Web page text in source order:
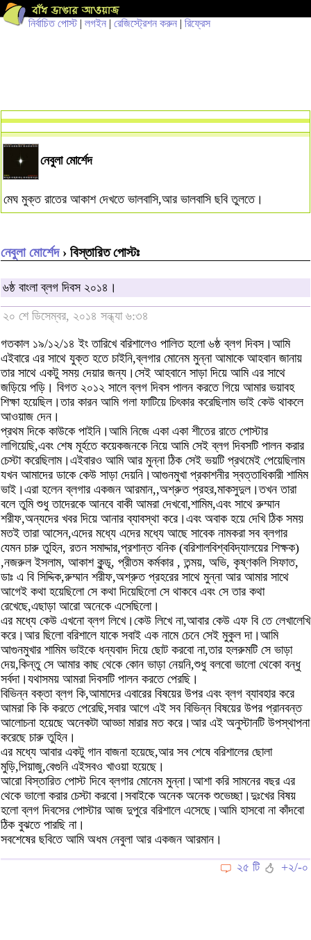
নির্বাচিত পোস্ট| লগইন | রেজিস্ট্রেশন করুন | রিফ্রেস
নেবুলা মোর্শেদ
মেঘ মুক্ত রাতের আকাশ দেখতে ভালবাসি,আর ভালবাসি ছবি তুলতে।
নেবুলা মোর্শেদ› বিস্তারিত পোস্টঃ
৬ষ্ঠ বাংলা ব্লগ দিবস ২০১৪।
২০ শে ডিসেম্বর, ২০১৪ সন্ধ্যা ৬:৩৪
গতকাল ১৯/১২/১৪ ইং তারিখে বরিশালেও পালিত হলো ৬ষ্ঠ ব্লগ দিবস।আমি
এইবারে এর সাথে যুক্ত হতে চাইনি,ব্লগার মোনেম মুন্না আমাকে আহবান জানায়
তার সাথে একটু সময় দেয়ার জন্য।সেই আহবানে সাড়া দিয়ে আমি এর সাথে
জড়িয়ে পড়ি। বিগত ২০১২ সালে ব্লগ দিবস পালন করতে গিয়ে আমার ভয়াবহ
শিক্ষা হয়েছিল।তার কারন আমি গলা ফাটিয়ে চিৎকার করেছিলাম ভাই কেউ থাকলে
আওয়াজ দেন।
প্রথম দিকে কাউকে পাইনি।আমি নিজে একা একা শীতের রাতে পোস্টার
লাগিয়েছি,এবং শেষ মূর্হতে কয়েকজনকে নিয়ে আমি সেই ব্লগ দিবসটি পালন করার
চেস্টা করেছিলাম।এইবারও আমি আর মুন্না ঠিক সেই ভয়টি প্রথমেই পেয়েছিলাম
যখন আমাদের ডাকে কেউ সাড়া দেয়নি।আগুনমুখা প্রকাশনীর স্বত্তাধিকারী শামিম
ভাই।এরা হলেন ব্লগার একজন আরমান,,অশ্রুত প্রহর,মাকসুদুল।তখন তারা
বলে তুমি শুধু তাদেরকে আনবে বাকী আমরা দেখবো,শামিম,এবং সাথে রুম্মান
শরীফ,অন্যদের খবর দিয়ে আনার ব্যাবস্থা করে।এবং অবাক হয়ে দেখি ঠিক সময়
মতই তারা আসেন,এদের মধ্যে এদের মধ্যে আছে সাবেক নামকরা সব ব্লগার
যেমন চারু তুহিন, রতন সমাদ্দার,প্রশান্ত বনিক (বরিশালবিশ্ববিদ্যালয়ের শিক্ষক)
,নজরুল ইসলাম, আকাশ কুন্ডূ, প্রীতম কর্মকার , তন্ময়, অভি, কৃষ্ণকলি সিফাত,
ডাঃ এ বি সিদ্দিক,রুম্মান শরীফ,অশ্রুত প্রহরের সাথে মুন্না আর আমার সাথে
আগেই কথা হয়েছিলো সে কথা দিয়েছিলো সে থাকবে এবং সে তার কথা
রেখেছে,এছাড়া আরো অনেকে এসেছিলো।
এর মধ্যে কেউ এখনো ব্লগ লিখে।কেউ লিখে না,আবার কেউ এফ বি তে লেখালেখি
করে।আর ছিলো বরিশালে যাকে সবাই এক নামে চেনে সেই মুকুল দা।আমি
আগুনমুখার শামিম ভাইকে ধন্যবাদ দিয়ে ছোট করবো না,তার হলরুমটি সে ভাড়া
দেয়,কিন্তু সে আমার কাছ থেকে কোন ভাড়া নেয়নি,শুধু বলবো ভালো থেকো বন্ধু
সর্বদা।যথাসময় আমরা দিবসটি পালন করতে পেরছি।
বিভিন্ন বক্তা ব্লগ কি,আমাদের এবারের বিষয়ের উপর এবং ব্লগ ব্যাবহার করে
আমরা কি কি করতে পেরেছি,সবার আগে এই সব বিভিন্ন বিষয়ের উপর প্রানবন্ত
আলোচনা হয়েছে অনেকটা আড্ডা মারার মত করে।আর এই অনুস্টানটি উপস্থাপনা
করেছে চারু তুহিন।
এর মধ্যে আবার একটু গান বাজনা হয়েছে,আর সব শেষে বরিশালের ছোলা
মুড়ি,পিয়াজু,বেগুনি এইসবও খাওয়া হয়েছে।
আরো বিস্তারিত পোস্ট দিবে ব্লগার মোনেম মুন্না।আশা করি সামনের বছর এর
থেকে ভালো করার চেস্টা করবো।সবাইকে অনেক অনেক শুভেচ্ছা।দুঃখের বিষয়
হলো ব্লগ দিবসের পোস্টার আজ দুপুরে বরিশালে এসেছে।আমি হাসবো না কাঁদবো
ঠিক বুঝতে পারছি না।
সবশেষের ছবিতে আমি অধম নেবুলা আর একজন আরমান।
২৫ টি
+২/-০